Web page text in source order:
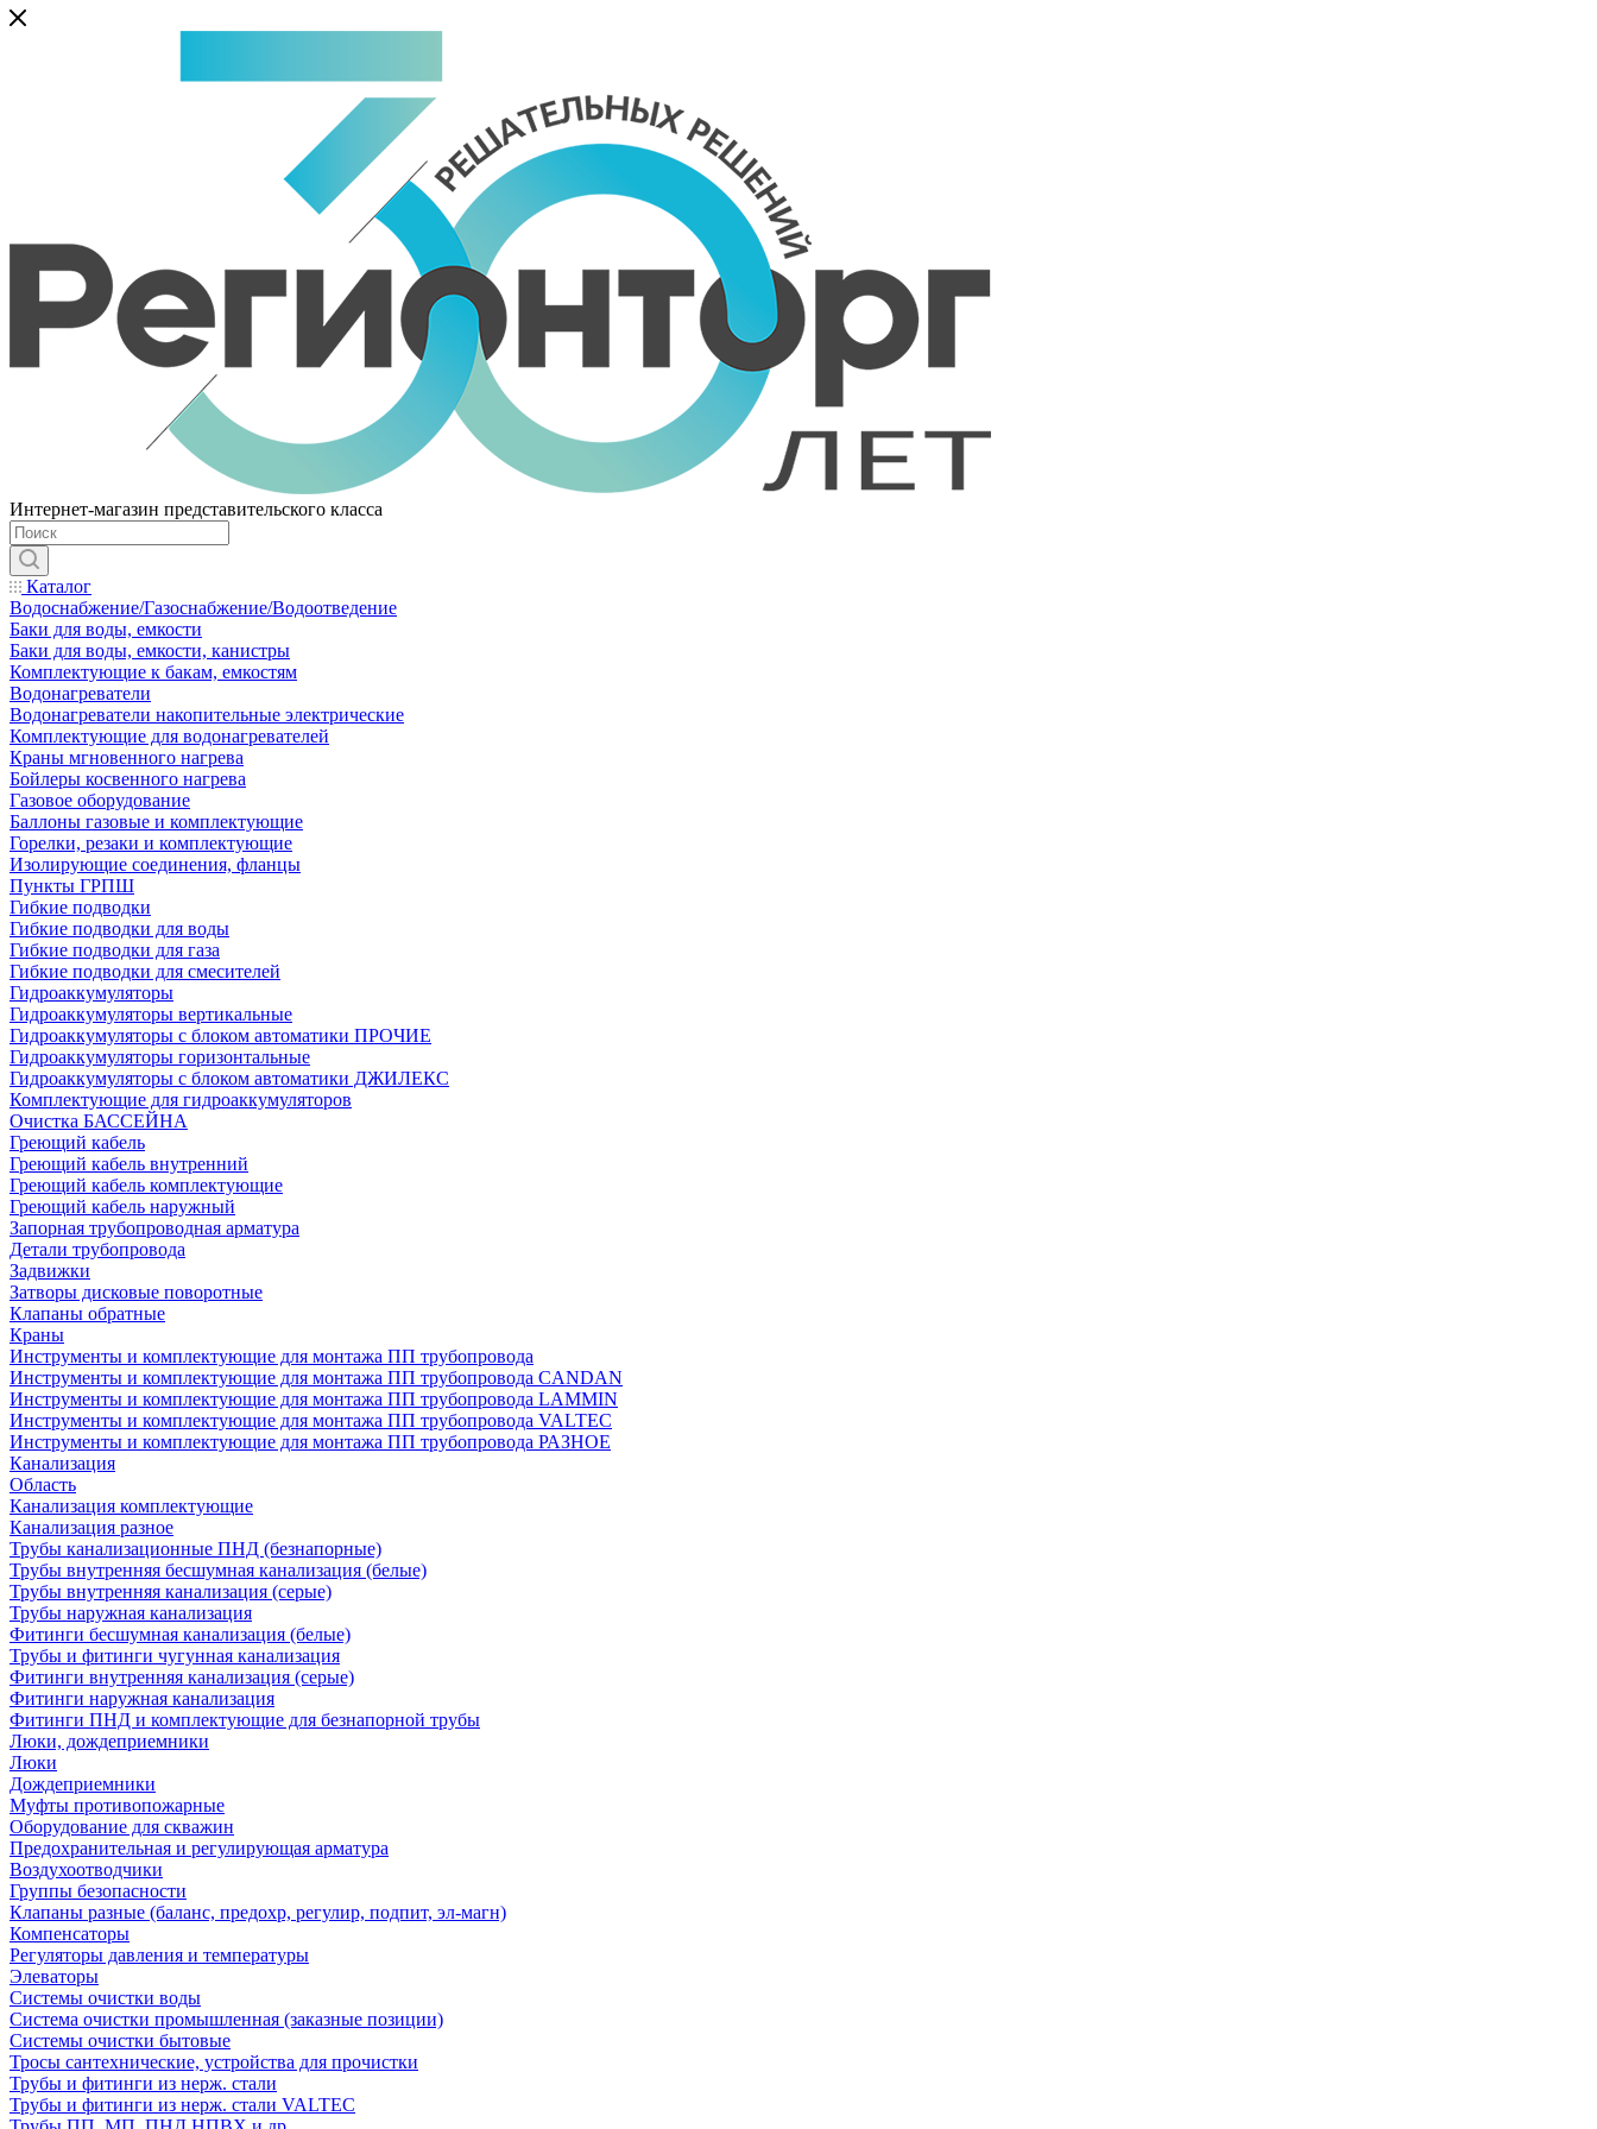
Интернет-магазин представительского класса
Каталог
Водоснабжение/Газоснабжение/Водоотведение
Баки для воды, емкости
Баки для воды, емкости, канистры
Комплектующие к бакам, емкостям
Водонагреватели
Водонагреватели накопительные электрические
Комплектующие для водонагревателей
Краны мгновенного нагрева
Бойлеры косвенного нагрева
Газовое оборудование
Баллоны газовые и комплектующие
Горелки, резаки и комплектующие
Изолирующие соединения, фланцы
Пункты ГРПШ
Гибкие подводки
Гибкие подводки для воды
Гибкие подводки для газа
Гибкие подводки для смесителей
Гидроаккумуляторы
Гидроаккумуляторы вертикальные
Гидроаккумуляторы с блоком автоматики ПРОЧИЕ
Гидроаккумуляторы горизонтальные
Гидроаккумуляторы с блоком автоматики ДЖИЛЕКС
Комплектующие для гидроаккумуляторов
Очистка БАССЕЙНА
Греющий кабель
Греющий кабель внутренний
Греющий кабель комплектующие
Греющий кабель наружный
Запорная трубопроводная арматура
Детали трубопровода
Задвижки
Затворы дисковые поворотные
Клапаны обратные
Краны
Инструменты и комплектующие для монтажа ПП трубопровода
Инструменты и комплектующие для монтажа ПП трубопровода CANDAN
Инструменты и комплектующие для монтажа ПП трубопровода LAMMIN
Инструменты и комплектующие для монтажа ПП трубопровода VALTEC
Инструменты и комплектующие для монтажа ПП трубопровода РАЗНОЕ
Канализация
Область
Канализация комплектующие
Канализация разное
Трубы канализационные ПНД (безнапорные)
Трубы внутренняя бесшумная канализация (белые)
Трубы внутренняя канализация (серые)
Трубы наружная канализация
Фитинги бесшумная канализация (белые)
Трубы и фитинги чугунная канализация
Фитинги внутренняя канализация (серые)
Фитинги наружная канализация
Фитинги ПНД и комплектующие для безнапорной трубы
Люки, дождеприемники
Люки
Дождеприемники
Муфты противопожарные
Оборудование для скважин
Предохранительная и регулирующая арматура
Воздухоотводчики
Группы безопасности
Клапаны разные (баланс, предохр, регулир, подпит, эл-магн)
Компенсаторы
Регуляторы давления и температуры
Элеваторы
Системы очистки воды
Система очистки промышленная (заказные позиции)
Системы очистки бытовые
Тросы сантехнические, устройства для прочистки
Трубы и фитинги из нерж. стали
Трубы и фитинги из нерж. стали VALTEC